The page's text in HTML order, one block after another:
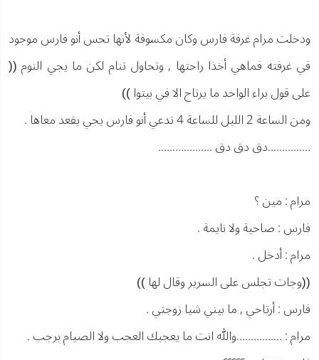
ودخلت مرام غرفة فارس وكان مكسوفة لأنها تحس أنو فارس موجود
في غرفته فماهي أخذا راحتها , وتحاول تنام لكن ما يجي النوم ((
على قول براء الواحد ما يرتاح الا في بيتوا ))
ومن الساعة 2 الليل للساعة 4 تدعي أنو فارس يجي يقعد معاها .
...............دق دق دق ...................
مرام : مين ؟
فارس : صاحية ولا نايمة .
مرام : أدخل .
((وجات تجلس على السرير وقال لها ))
فارس : أرتاحي , ما بيني شيا زوجتي .
مرام : ................والله انت ما يعجبك العجب ولا الصيام برجب .